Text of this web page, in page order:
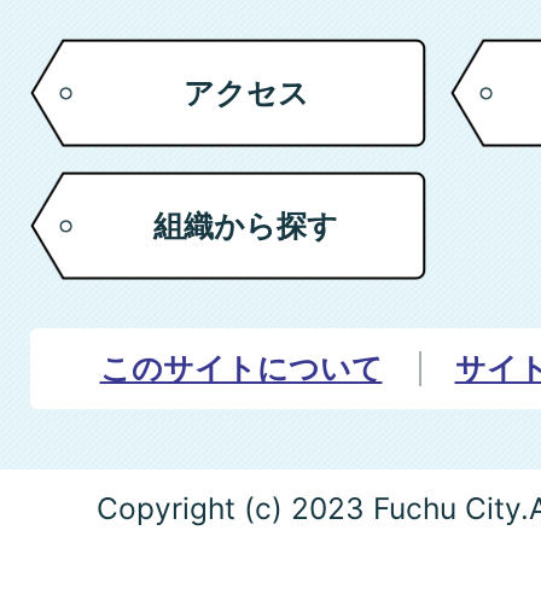
アクセス
組織から探す
このサイトについて サイ
Copyright (c) 2023 Fuchu